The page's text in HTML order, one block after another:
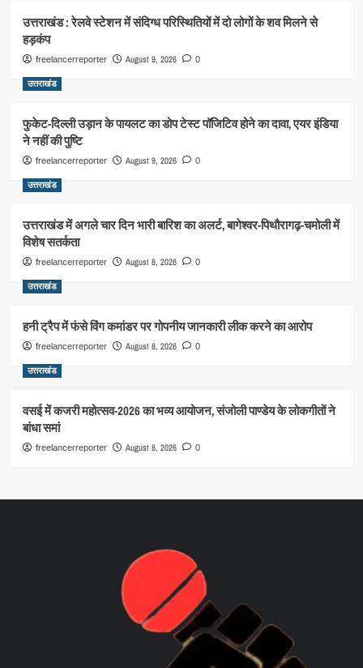
उत्तराखंड : रेलवे स्टेशन में संदिग्ध परिस्थितियों में दो लोगों के शव मिलने से
हड़कंप
freelancerreporter August 9, 2026 0
उत्तराखंड
फुकेट-दिल्ली उड़ान के पायलट का डोप टेस्ट पॉजिटिव होने का दावा, एयर इंडिया
ने नहीं की पुष्टि
freelancerreporter August 9, 2026 0
उत्तराखंड
उत्तराखंड में अगले चार दिन भारी बारिश का अलर्ट, बागेश्वर-पिथौरागढ़-चमोली में
विशेष सतर्कता
freelancerreporter August 8, 2026 0
उत्तराखंड
हनी ट्रैप में फंसे विंग कमांडर पर गोपनीय जानकारी लीक करने का आरोप
freelancerreporter August 8, 2026 0
उत्तराखंड
वसई में कजरी महोत्सव-2026 का भव्य आयोजन, संजोली पाण्डेय के लोकगीतों ने
बांधा समां
freelancerreporter August 8, 2026 0